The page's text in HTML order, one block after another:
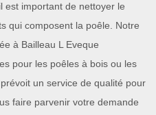
est important de nettoyer le
qui composent la poêle. Notre
à Bailleau L Eveque
pour les poêles à bois ou les
un service de qualité pour
faire parvenir votre demande